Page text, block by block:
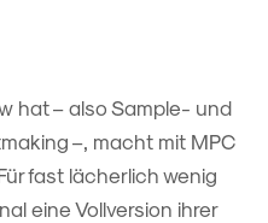
hat – also Sample- und
–, macht mit MPC
fast lächerlich wenig
eine Vollversion ihrer